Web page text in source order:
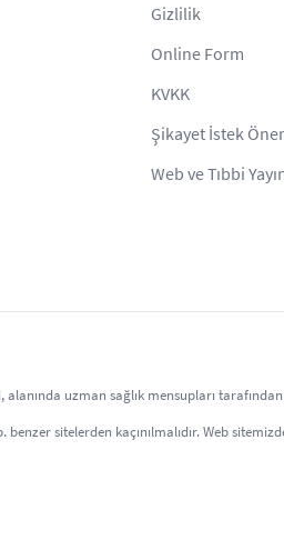
Gizlilik
Online Form
KVKK
Şikayet İstek
Web ve Tıbbi
alanında uzman sağlık mensupları
sitelerden kaçınılmalıdır. Web